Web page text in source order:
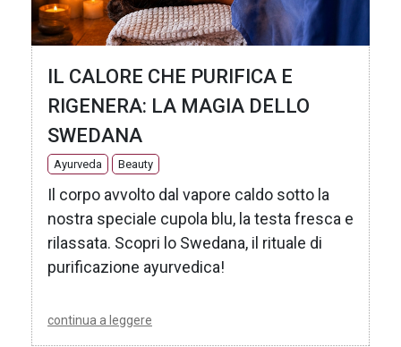
IL CALORE CHE PURIFICA E
RIGENERA: LA MAGIA DELLO
SWEDANA
Ayurveda Beauty
Il corpo avvolto dal vapore caldo sotto la
nostra speciale cupola blu, la testa fresca e
rilassata. Scopri lo Swedana, il rituale di
purificazione ayurvedica!
continua a leggere